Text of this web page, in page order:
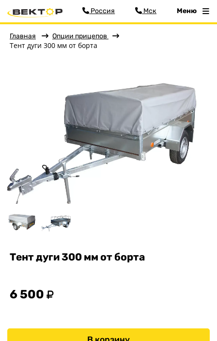
Меню
Главная
Прицепы
Фильтр
Россия Мск Меню
Главная Опции прицепов
Тент дуги 300 мм от борта
Тент дуги 300 мм от борта
6 500